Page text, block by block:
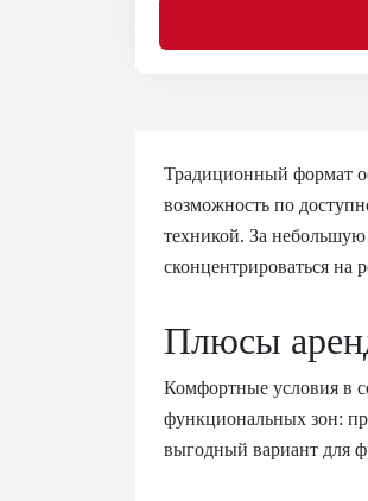
Традиционный формат
возможность по
техникой. За
сконцентрироваться на
Плюсы
Комфортные условия в
функциональных зон:
выгодный вариант для